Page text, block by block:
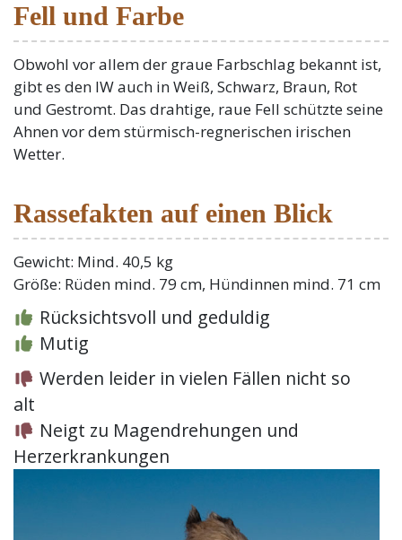
Fell und Farbe
Obwohl vor allem der graue Farbschlag bekannt ist,
gibt es den IW auch in Weiß, Schwarz, Braun, Rot
und Gestromt. Das drahtige, raue Fell schützte seine
Ahnen vor dem stürmisch-regnerischen irischen
Wetter.
Rassefakten auf einen Blick
Gewicht: Mind. 40,5 kg
Größe: Rüden mind. 79 cm, Hündinnen mind. 71 cm
Rücksichtsvoll und geduldig
Mutig
Werden leider in vielen Fällen nicht so
alt
Neigt zu Magendrehungen und
Herzerkrankungen